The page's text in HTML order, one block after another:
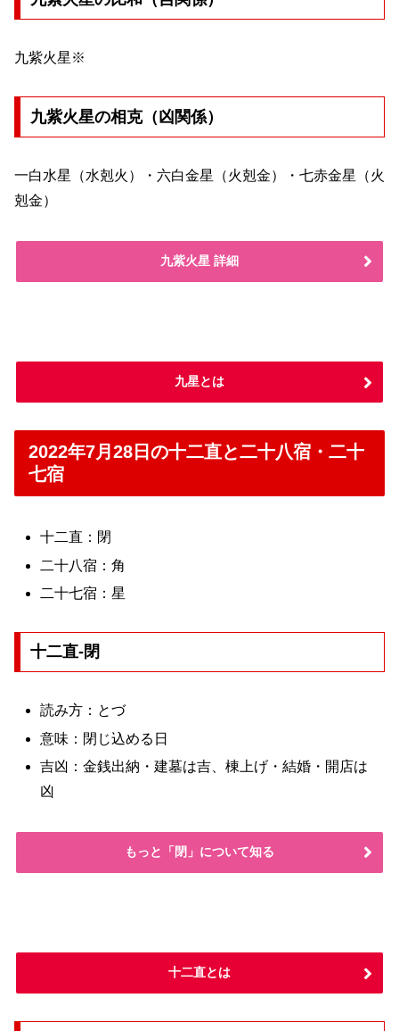
九紫火星※
九紫火星の相克（凶関係）
一白水星（水剋火）・六白金星（火剋金）・七赤金星（火
剋金）
九紫火星 詳細
九星とは
2022年7月28日の十二直と二十八宿・二十
七宿
十二直：閉
二十八宿：角
二十七宿：星
十二直-閉
読み方：とづ
意味：閉じ込める日
吉凶：金銭出納・建墓は吉、棟上げ・結婚・開店は
凶
もっと「閉」について知る
十二直とは